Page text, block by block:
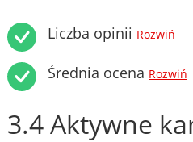
Liczba opinii Rozwiń
Średnia ocena Rozwiń
3.4 Aktywne